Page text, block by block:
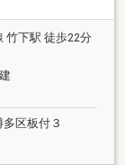
竹下駅 徒歩22分
区板付３